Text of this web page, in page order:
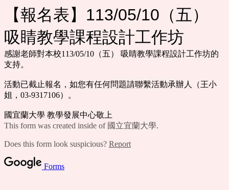
【報名表】113/05/10（五）
吸睛教學課程設計工作坊
感謝老師對本校113/05/10（五） 吸睛教學課程設計工作坊的
支持。
活動已截止報名，如您有任何問題請聯繫活動承辦人（王小
姐，03-9317106）。
國宜蘭大學 教學發展中心敬上
This form was created inside of 國立宜蘭大學.
Does this form look suspicious? Report
Forms